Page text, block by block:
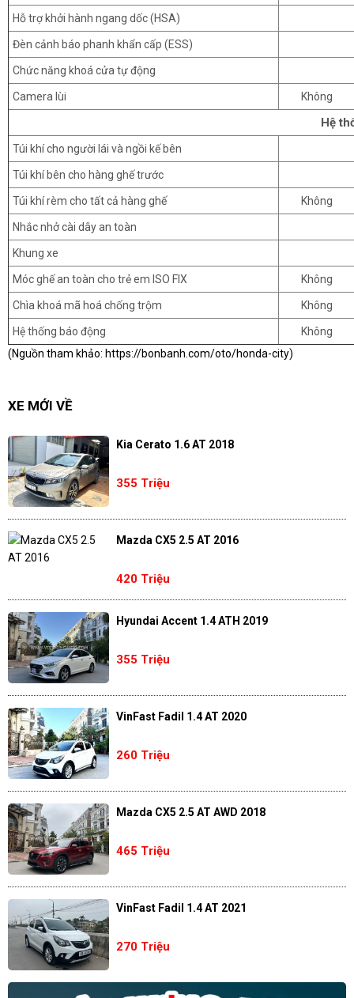
Hỗ trợ khởi hành ngang dốc (HSA)
Đèn cảnh báo phanh khẩn cấp (ESS)
Chức năng khoá cửa tự động
Camera lùi Không
Hệ
Túi khí cho người lái và ngồi kế bên
Túi khí bên cho hàng ghế trước
Túi khí rèm cho tất cả hàng ghế Không
Nhắc nhở cài dây an toàn
Khung xe
Móc ghế an toàn cho trẻ em ISO FIX Không
Chìa khoá mã hoá chống trộm Không
Hệ thống báo động
Không
(Nguồn tham khảo: https://bonbanh.com/oto/honda-city)
XE MỚI VỀ
Kia Cerato 1.6 AT 2018
355 Triệu
Mazda CX5 2.5 AT 2016
420 Triệu
Hyundai Accent 1.4 ATH 2019
355 Triệu
VinFast Fadil 1.4 AT 2020
260 Triệu
Mazda CX5 2.5 AT AWD 2018
465 Triệu
VinFast Fadil 1.4 AT 2021
270 Triệu